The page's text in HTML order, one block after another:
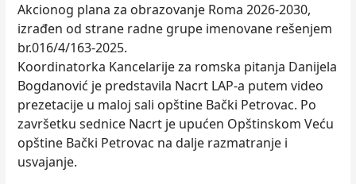
Akcionog plana za obrazovanje Roma 2026-2030,
izrađen od strane radne grupe imenovane rešenjem
br.016/4/163-2025.
Koordinatorka Kancelarije za romska pitanja Danijela
Bogdanović je predstavila Nacrt LAP-a putem video
prezetacije u maloj sali opštine Bački Petrovac. Po
završetku sednice Nacrt je upućen Opštinskom Veću
opštine Bački Petrovac na dalje razmatranje i
usvajanje.